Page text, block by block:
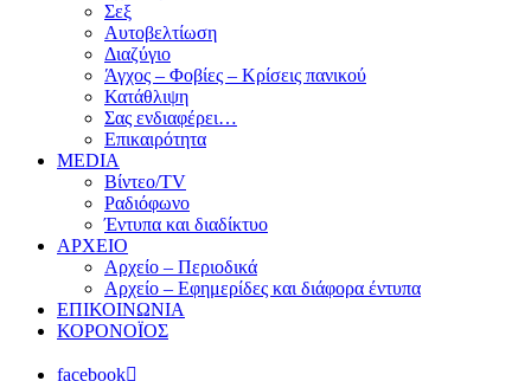
Σεξ
Αυτοβελτίωση
Διαζύγιο
Άγχος – Φοβίες – Κρίσεις πανικού
Κατάθλιψη
Σας ενδιαφέρει…
Επικαιρότητα
MEDIA
Βίντεο/TV
Ραδιόφωνο
Έντυπα και διαδίκτυο
ΑΡΧΕΙΟ
Αρχείο – Περιοδικά
Αρχείο – Εφημερίδες και διάφορα έντυπα
ΕΠΙΚΟΙΝΩΝΙΑ
ΚΟΡΟΝΟΪΟΣ
facebook